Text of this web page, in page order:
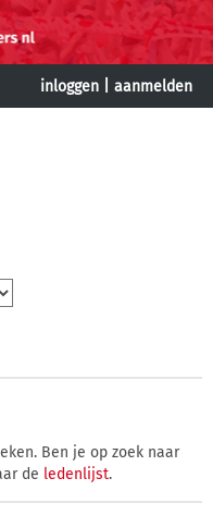
inloggen aanmelden
Ben je op zoek naar
de ledenlijst.